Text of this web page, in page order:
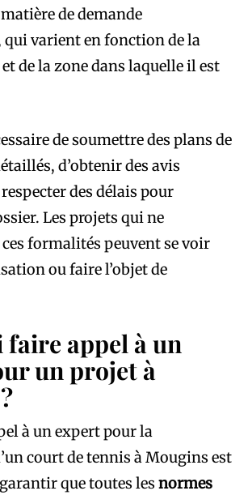
de demande
qui varient en fonction de la
de la zone dans laquelle il est
de soumettre des plans de
d’obtenir des avis
des délais pour
Les projets qui ne
formalités peuvent se voir
ou faire l’objet de
appel à un
un projet à
à un expert pour la
court de tennis à Mougins est
que toutes les normes